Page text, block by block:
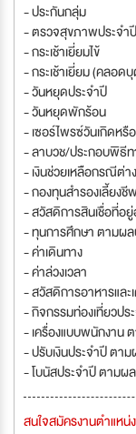
- ประกันกลุ่ม
- ตรวจสุขภาพประจำปี
- กระเช้าเยี่ยมไข้
- กระเช้าเยี่ยม (คลอด
- วันหยุดประจำปี
- วันหยุดพักร้อน
- เซอร์ไพรซ์วันเกิดหรื
- ลาบวช/ประกอบพิธีท
- เงินช่วยเหลือกรณีต่
- กองทุนสำรองเลี้ยงชีพ
- สวัสดิการสินเชื่อที่อ
- ทุนการศึกษา ตามผ
- ค่าเดินทาง
- ค่าล่วงเวลา
- สวัสดิการอาหารแล
- กิจกรรมท่องเที่ยวป
- เครื่องแบบพนักงาน
- ปรับเงินประจำปี ตา
- โบนัสประจำปี ตามผ
สนใจสมัครงานตำแห